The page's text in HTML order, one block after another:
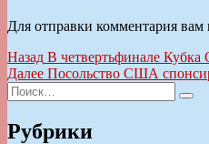
Для отправки комментария вам
Навигация
по
записям
Назад Предыдущая
запись:
В четвертьфинале Кубка
Далее Следующая
Посольство США
Искать:
Рубрики